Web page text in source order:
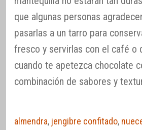
que algunas personas
pasarlas a un tarro para
fresco y servirlas con el café o
cuando te apetezca chocolate
combinación de sabores y
almendra, jengibre confitado,